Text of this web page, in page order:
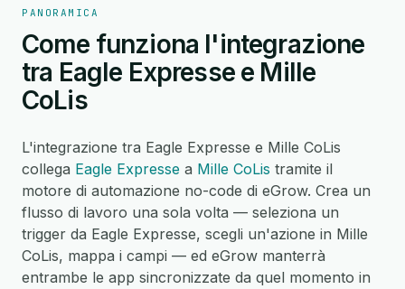
PANORAMICA
Come funziona l'integrazione
tra Eagle Expresse e Mille
CoLis
L'integrazione tra Eagle Expresse e Mille CoLis
collega Eagle Expresse a Mille CoLis tramite il
motore di automazione no-code di eGrow. Crea un
flusso di lavoro una sola volta — seleziona un
trigger da Eagle Expresse, scegli un'azione in Mille
CoLis, mappa i campi — ed eGrow manterrà
entrambe le app sincronizzate da quel momento in